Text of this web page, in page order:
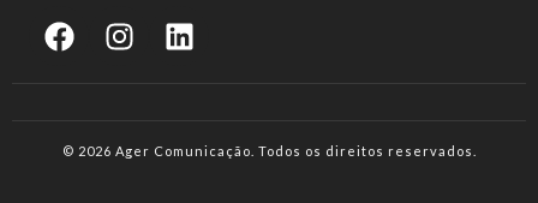
© 2026 Ager Comunicação. Todos os direitos reservados.